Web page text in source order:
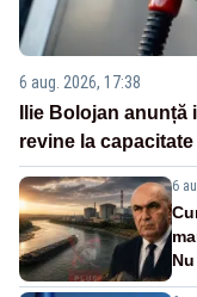
6 aug. 2026, 17:38
Ilie Bolojan
revine la
6